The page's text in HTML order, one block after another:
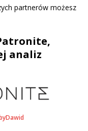
partnerów możesz
analiz